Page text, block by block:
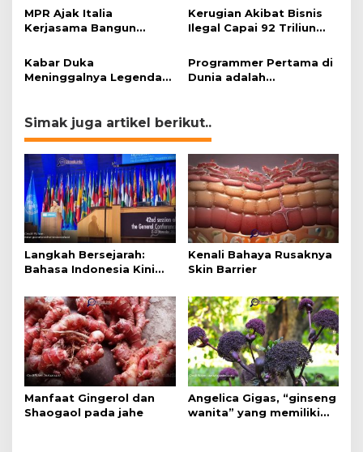
MPR Ajak Italia
Kerjasama Bangun
Kerugian Akibat Bisnis
Ilegal Capai 92 Triliun
menghimbau
masyarakat Waspada.
Kabar Duka
Meninggalnya Legenda
Programmer Pertama di
Dunia adalah
Simak juga artikel berikut..
Langkah Bersejarah:
Bahasa Indonesia Kini
Kenali Bahaya Rusaknya
Skin Barrier
Manfaat Gingerol dan
Shaogaol pada jahe
Angelica Gigas, “ginseng
wanita” yang memiliki